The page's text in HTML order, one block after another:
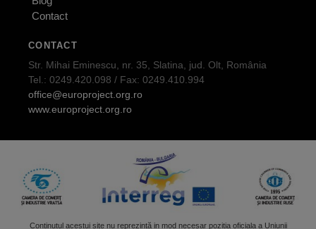
Contact
CONTACT
Str. Mihai Eminescu, nr. 35, Slatina, jud. Olt, România
Tel.: 0249.420.098 / Fax: 0249.410.994
office@europroject.org.ro
www.europroject.org.ro
Continutul acestui site nu reprezintă in mod necesar poziția oficiala a Uniunii